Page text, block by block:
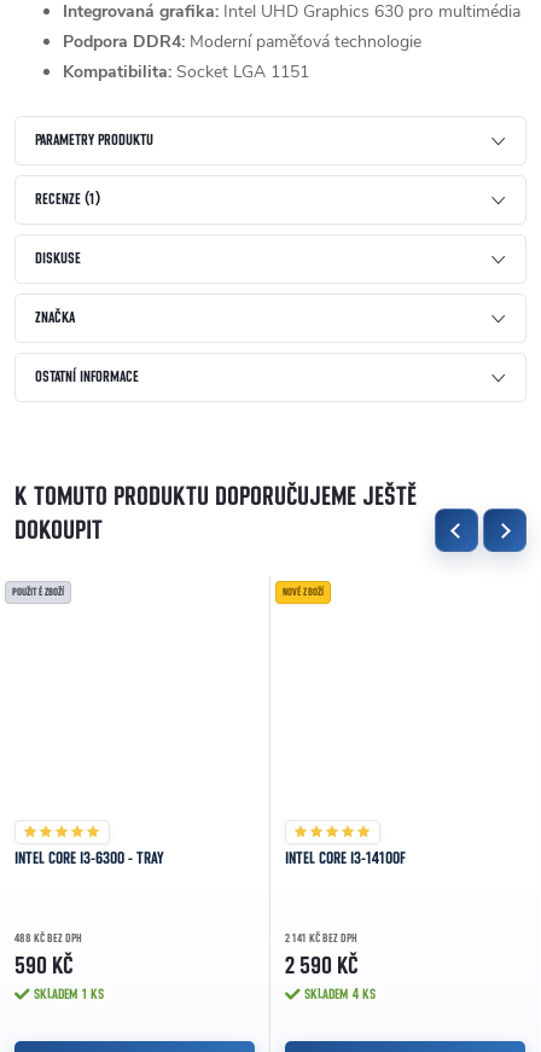
Integrovaná grafika: Intel UHD Graphics 630 pro multimédia
Podpora DDR4: Moderní paměťová technologie
Kompatibilita: Socket LGA 1151
PARAMETRY PRODUKTU
RECENZE (1)
DISKUSE
ZNAČKA
OSTATNÍ INFORMACE
K TOMUTO PRODUKTU DOPORUČUJEME JEŠTĚ
DOKOUPIT
POUŽITÉ ZBOŽÍ
INTEL CORE I3-6300 - TRAY
488 KČ BEZ DPH
590 KČ
SKLADEM 1 KS
NOVÉ ZBOŽÍ
INTEL CORE I3-14100F
2 141 KČ BEZ DPH
2 590 KČ
SKLADEM 4 KS